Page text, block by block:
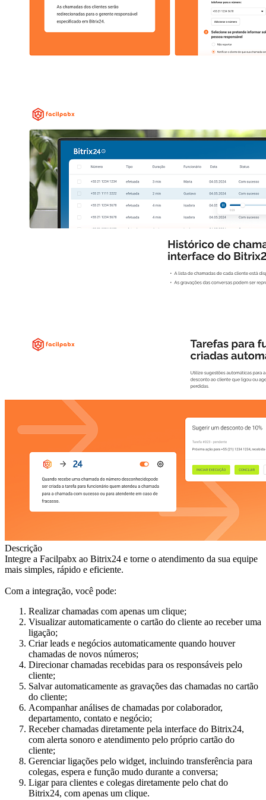
Descrição
Integre a Facilpabx ao Bitrix24 e torne o atendimento da sua equipe
mais simples, rápido e eficiente.
Com a integração, você pode:
Realizar chamadas com apenas um clique;
Visualizar automaticamente o cartão do cliente ao receber uma
ligação;
Criar leads e negócios automaticamente quando houver
chamadas de novos números;
Direcionar chamadas recebidas para os responsáveis pelo
cliente;
Salvar automaticamente as gravações das chamadas no cartão
do cliente;
Acompanhar análises de chamadas por colaborador,
departamento, contato e negócio;
Receber chamadas diretamente pela interface do Bitrix24,
com alerta sonoro e atendimento pelo próprio cartão do
cliente;
Gerenciar ligações pelo widget, incluindo transferência para
colegas, espera e função mudo durante a conversa;
Ligar para clientes e colegas diretamente pelo chat do
Bitrix24, com apenas um clique.